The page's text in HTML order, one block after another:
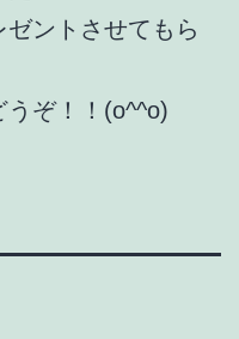
ントさせてもら
うぞ！！(o^^o)